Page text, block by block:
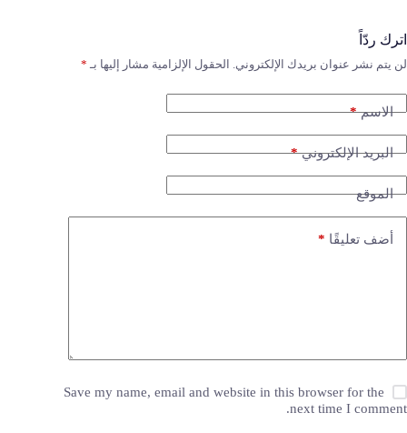
اترك ردّاً
لن يتم نشر عنوان بريدك الإلكتروني. الحقول الإلزامية مشار إليها بـ *
الاسم*
البريد الإلكتروني*
الموقع
أضف تعليقًا *
Save my name, email and website in this browser for the
next time I comment.